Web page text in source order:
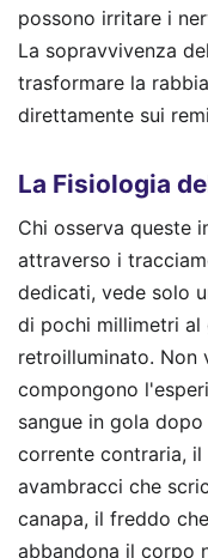
possono irritare i
La sopravvivenza
trasformare la
direttamente sui
La Fisiologia
Chi osserva queste
attraverso i
dedicati, vede solo
di pochi millimetri al
retroilluminato. Non
compongono
sangue in gola
corrente contraria,
avambracci che
canapa, il freddo
abbandona il corpo